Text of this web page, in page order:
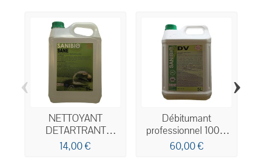
NETTOYANT
DETARTRANT
DESINFECTANT PAE
ECODETERGENT
14,00 €
Débitumant
professionnel 100%
végétal Ecocert 5L
60,00 €
‹ ›